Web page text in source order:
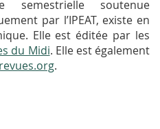
semestrielle soutenue
par l’IPEAT, existe en
Elle est éditée par les
du Midi. Elle est également
revues.org.